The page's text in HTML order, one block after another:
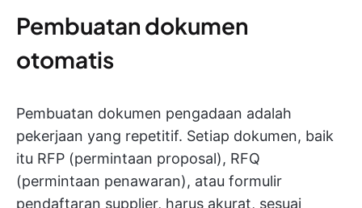
Pembuatan dokumen
otomatis
Pembuatan dokumen pengadaan adalah
pekerjaan yang repetitif. Setiap dokumen, baik
itu RFP (permintaan proposal), RFQ
(permintaan penawaran), atau formulir
pendaftaran supplier, harus akurat, sesuai